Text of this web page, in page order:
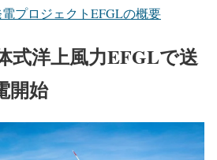
プロジェクトEFGLの概要
式洋上風力EFGLで送
開始